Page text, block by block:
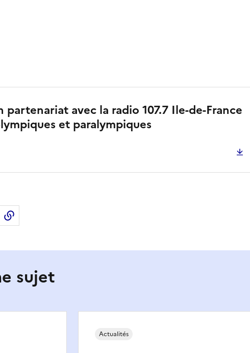
partenariat avec la radio 107.7 Ile-de-France
et paralympiques
LinkedInpar email
sujet
Actualités